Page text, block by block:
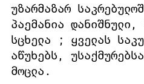
უზარმაზარ
პაემანია დანიშნული,
სცხელა ; ყველას
აწუხებს,
მოცლა.